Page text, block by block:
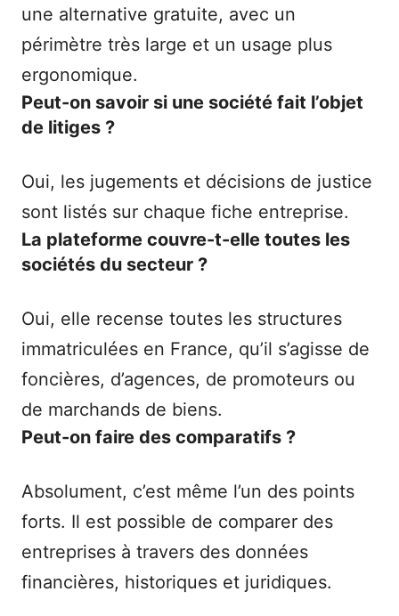
une alternative gratuite, avec un
périmètre très large et un usage plus
ergonomique.
Peut-on savoir si une société fait l’objet
de litiges ?
Oui, les jugements et décisions de justice
sont listés sur chaque fiche entreprise.
La plateforme couvre-t-elle toutes les
sociétés du secteur ?
Oui, elle recense toutes les structures
immatriculées en France, qu’il s’agisse de
foncières, d’agences, de promoteurs ou
de marchands de biens.
Peut-on faire des comparatifs ?
Absolument, c’est même l’un des points
forts. Il est possible de comparer des
entreprises à travers des données
financières, historiques et juridiques.